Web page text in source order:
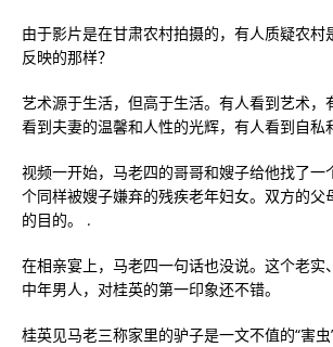
由于影片是在甘肃农村拍摄的，有人质疑农村
反映的那样？
艺术源于生活，但高于生活。有人看到艺术，
看到夫妻的温馨和人性的光辉，有人看到自私
视频一开始，马老四的哥哥和嫂子给他找了一
个同样被嫂子嫌弃的残疾老年妇女。双方的父
的目的。 .
在相亲宴上，马老四一句话也没说。这个老实
中年男人，对桂英的第一印象还不错。
桂英见马老三称家里的驴子是一文不值的“害